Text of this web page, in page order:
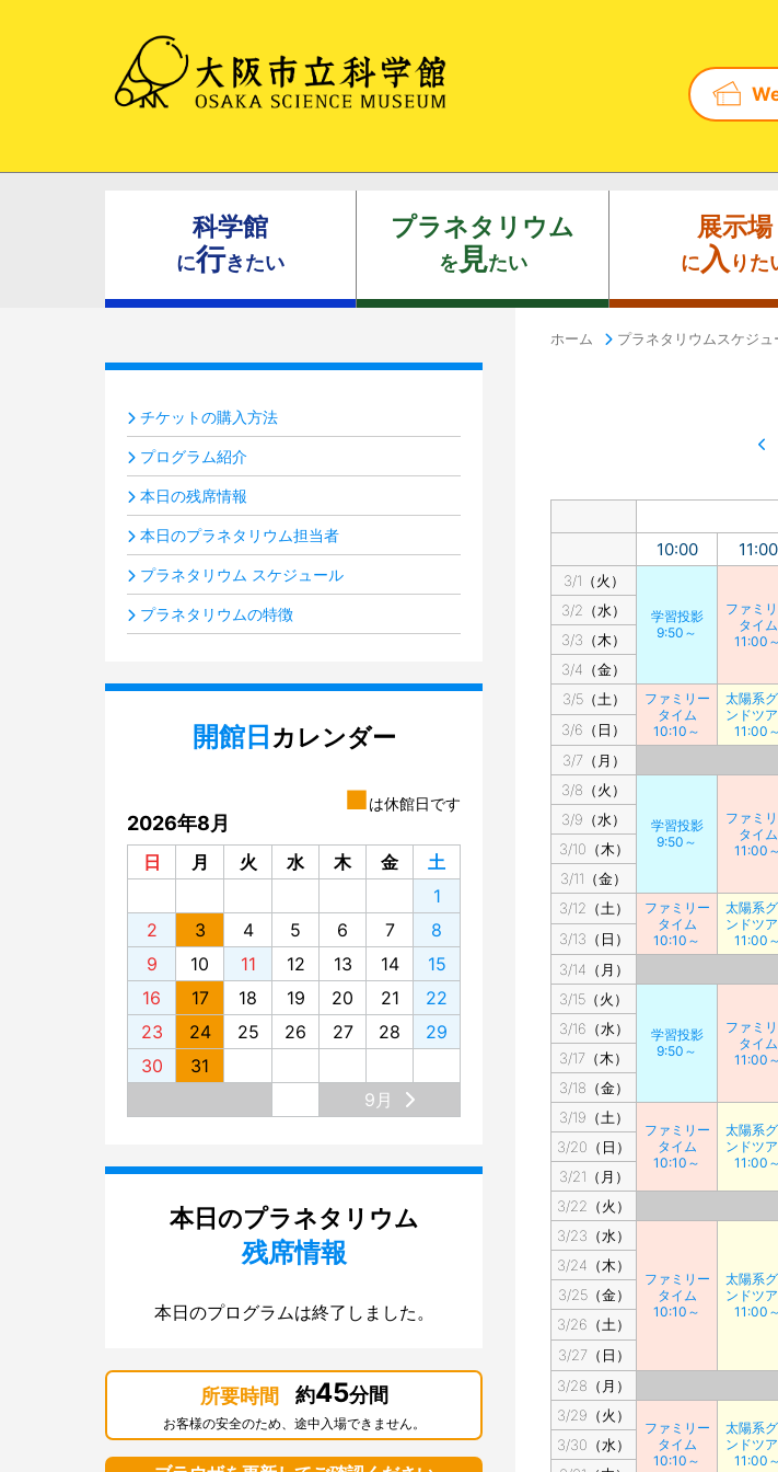
科学館
に行きたい
プラネタリウム
を 見たい
展示場
に入 りた
ホーム プラネタリウムスケジュ
10:00
11:00
3/1（火）
学習投影
9:50～
ファミ
タイム
11:00～
3/2（水）
3/3（木）
3/4（金）
3/5（土）
ファミリー
タイム
10:10～
太陽系
ンドツ
11:00～
3/6（日）
3/7（月）
3/8（火）
学習投影
9:50～
ファミ
タイム
11:00～
3/9（水）
3/10（木）
3/11（金）
3/12（土）
ファミリー
タイム
10:10～
太陽系
ンドツ
11:00～
3/13（日）
3/14（月）
3/15（火）
学習投影
9:50～
ファミ
タイム
11:00～
3/16（水）
3/17（木）
3/18（金）
3/19（土）
ファミリー
タイム
10:10～
太陽系
ンドツ
11:00～
3/20（日）
3/21（月）
3/22（火）
3/23（水）
ファミリー
タイム
10:10～
太陽系
ンドツ
11:00～
3/24（木）
3/25（金）
3/26（土）
3/27（日）
3/28（月）
3/29（火）
ファミリー
タイム
10:10～
太陽系
ンドツ
11:00～
3/30（水）
チケットの購入方法
プログラム紹介
本日の残席情報
本日のプラネタリウム担当者
プラネタリウム スケジュール
プラネタリウムの特徴
開館日 カレンダー
■は休館日です
2026年8月
日 月 火 水 木 金
土
1
2
3 4 5 6 7
8
9
10 11 12 13 14
15
16
17 18 19 20 21
22
23
24 25 26 27 28
29
30
31
9月
本日のプラネタリウム
残席情報
本日のプログラムは終了しました。
所要時間 約45分間
お客様の安全のため、途中入場できません。